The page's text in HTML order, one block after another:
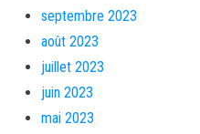
septembre 2023
août 2023
juillet 2023
juin 2023
mai 2023